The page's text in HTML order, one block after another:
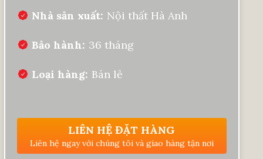
Nhà sản xuất Nội thất Hà Anh
Bảo hành 36 tháng
Loại hàng Bán lẻ
LIÊN HỆ ĐẶT HÀNG
Liên hệ ngay với chúng tôi và giao hàng tận nơi